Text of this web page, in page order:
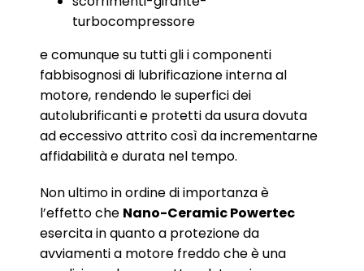
turbocompressore
e comunque su tutti gli i componenti
fabbisognosi di lubrificazione interna al
motore, rendendo le superfici dei
autolubrificanti e protetti da usura dovuta
ad eccessivo attrito così da incrementarne
affidabilità e durata nel tempo.
Non ultimo in ordine di importanza è
l’effetto che Nano-Ceramic Powertec
esercita in quanto a protezione da
avviamenti a motore freddo che è una